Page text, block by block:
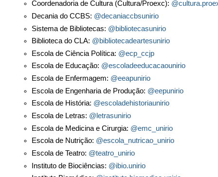
Instagram
Diretoria de Pesquisa (PROPGPI):@pesquisaunirio
Pró-Reitoria de Assuntos Estudantis (Prae):
Pró-Reitoria de Extensão (Proexc):@proexc_unirio
Coordenadoria de Cultura (Cultura/Proexc):
Decania do CCBS:@decaniaccbsunirio
Sistema de Bibliotecas:@bibliotecasunirio
Biblioteca do CLA: @bibliotecadeartesunirio
Escola de Ciência Política:@ecp_ccjp
Escola de Educação: @escoladeeducacaounirio
Escola de Enfermagem:@eeapunirio
Escola de Engenharia de Produção:
Escola de História:@escoladehistoriaunirio